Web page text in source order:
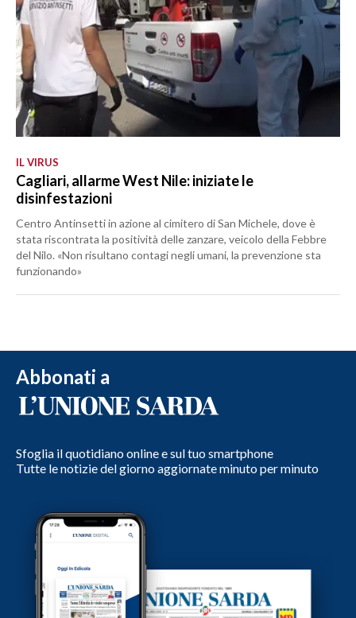
IL VIRUS
Cagliari, allarme West Nile: iniziate le
disinfestazioni
Centro Antinsetti in azione al cimitero di San Michele, dove è
stata riscontrata la positività delle zanzare, veicolo della Febbre
del Nilo. «Non risultano contagi negli umani, la prevenzione sta
funzionando»
Abbonati a
Sfoglia il quotidiano online e sul tuo smartphone
Tutte le notizie del giorno aggiornate minuto per minuto